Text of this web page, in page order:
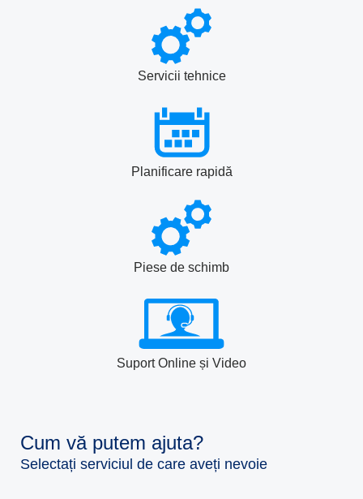
Servicii tehnice
Planificare rapidă
Piese de schimb
Suport Online și Video
Cum vă putem ajuta?
Selectați serviciul de care aveți nevoie